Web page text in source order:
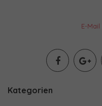
E-Mail
Kategorien